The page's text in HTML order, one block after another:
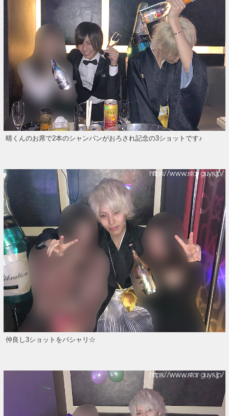
晴くんのお席で2本のシャンパンがおろされ記念の3ショットです♪
仲良し3ショットをパシャリ☆